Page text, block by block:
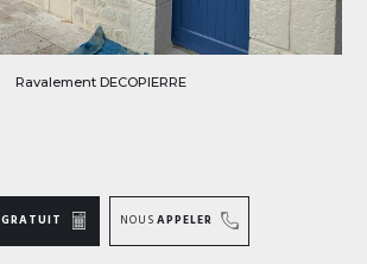
Ravalement DECOPIERRE
GRATUIT NOUS APPELER